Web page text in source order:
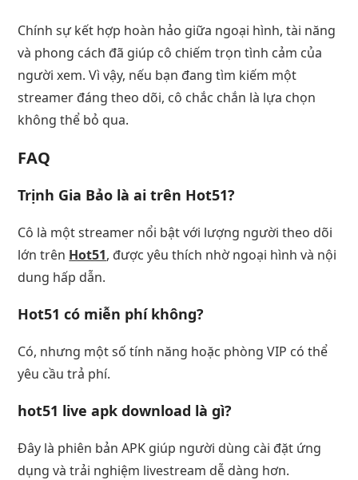
Chính sự kết hợp hoàn hảo giữa ngoại hình, tài năng
và phong cách đã giúp cô chiếm trọn tình cảm của
người xem. Vì vậy, nếu bạn đang tìm kiếm một
streamer đáng theo dõi, cô chắc chắn là lựa chọn
không thể bỏ qua.
FAQ
Trịnh Gia Bảo là ai trên Hot51?
Cô là một streamer nổi bật với lượng người theo dõi
lớn trên Hot51, được yêu thích nhờ ngoại hình và nội
dung hấp dẫn.
Hot51 có miễn phí không?
Có, nhưng một số tính năng hoặc phòng VIP có thể
yêu cầu trả phí.
hot51 live apk download là gì?
Đây là phiên bản APK giúp người dùng cài đặt ứng
dụng và trải nghiệm livestream dễ dàng hơn.